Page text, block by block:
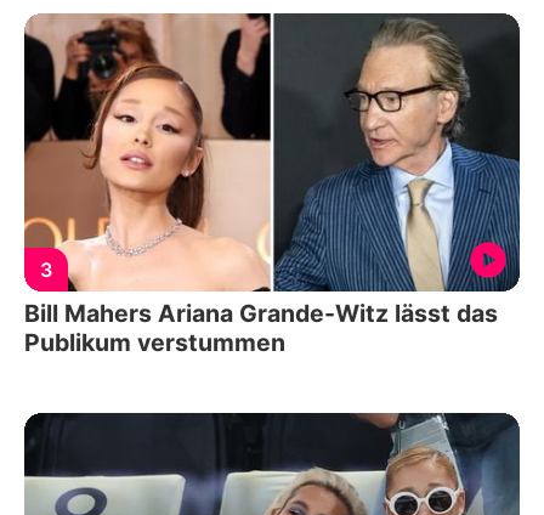
3
Bill Mahers Ariana Grande-Witz lässt das
Publikum verstummen